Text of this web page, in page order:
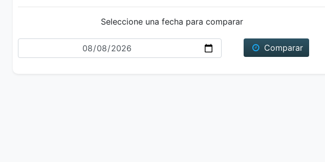
Seleccione una fecha para comparar
Fecha
Comparar